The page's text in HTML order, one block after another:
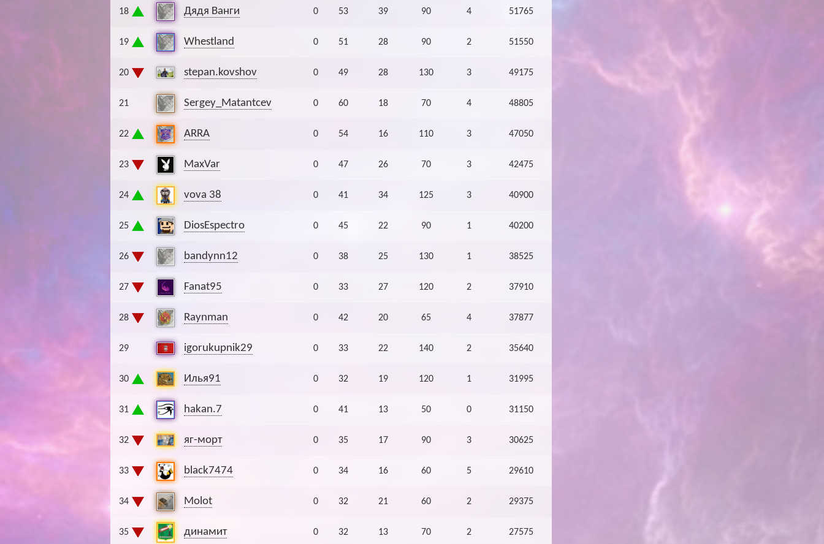
18 Дядя Ванги 0 53 39 90 4 51765
19 Whestland 0 51 28 90 2 51550
20 stepan.kovshov 0 49 28 130 3 49175
21 Sergey_Matantcev 0 60 18 70 4 48805
22 ARRA 0 54 16 110 3 47050
23 MaxVar 0 47 26 70 3 42475
24 vova 38 0 41 34 125 3 40900
25 DiosEspectro 0 45 22 90 1 40200
26 bandynn12 0 38 25 130 1 38525
27 Fanat95 0 33 27 120 2 37910
28 Raynman 0 42 20 65 4 37877
29 igorukupnik29 0 33 22 140 2 35640
30 Илья91 0 32 19 120 1 31995
31 hakan.7 0 41 13 50 0 31150
32 яг-морт 0 35 17 90 3 30625
33 black7474 0 34 16 60 5 29610
34 Molot 0 32 21 60 2 29375
35 динамит 0 32 13 70 2 27575